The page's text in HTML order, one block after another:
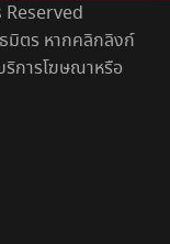
มิตร หากคลิกลิงก์
ริการโฆษณาหรือ